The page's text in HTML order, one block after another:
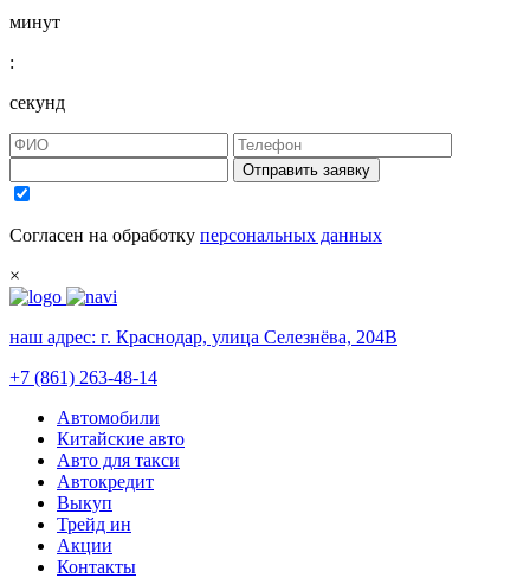
минут
:
секунд
Отправить заявку
Согласен на обработку персональных данных
×
наш адрес: г. Краснодар, улица Селезнёва, 204В
+7 (861) 263-48-14
Автомобили
Китайские авто
Авто для такси
Автокредит
Выкуп
Трейд ин
Акции
Контакты